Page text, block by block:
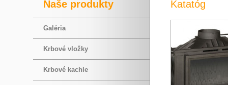
Naše produkty
Galéria
Krbové vložky
Krbové kachle
Katatóg